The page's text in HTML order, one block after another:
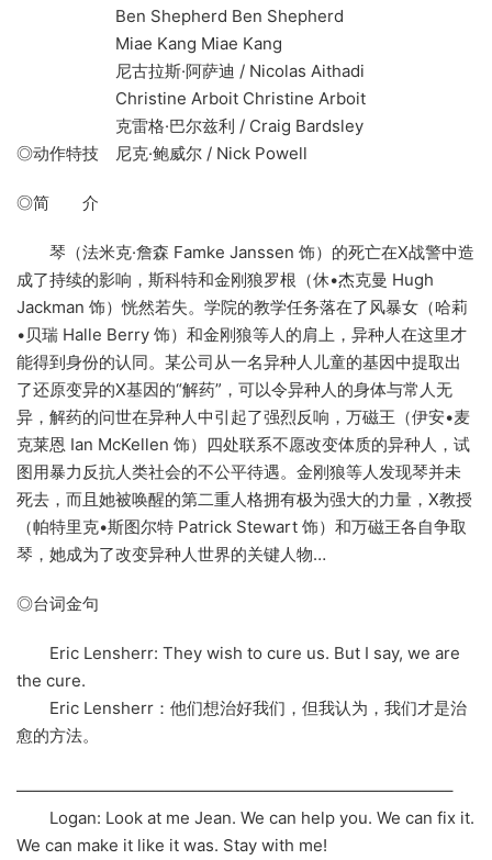
Ben Shepherd Ben Shepherd
Miae Kang Miae Kang
尼古拉斯·阿萨迪 / Nicolas Aithadi
Christine Arboit Christine Arboit
克雷格·巴尔兹利 / Craig Bardsley
◎动作特技 尼克·鲍威尔 / Nick Powell
◎简 介
琴（法米克·詹森 Famke Janssen 饰）的死亡在X战警中造
成了持续的影响，斯科特和金刚狼罗根（休•杰克曼 Hugh
Jackman 饰）恍然若失。学院的教学任务落在了风暴女（哈莉
•贝瑞 Halle Berry 饰）和金刚狼等人的肩上，异种人在这里才
能得到身份的认同。某公司从一名异种人儿童的基因中提取出
了还原变异的X基因的“解药”，可以令异种人的身体与常人无
异，解药的问世在异种人中引起了强烈反响，万磁王（伊安•麦
克莱恩 Ian McKellen 饰）四处联系不愿改变体质的异种人，试
图用暴力反抗人类社会的不公平待遇。金刚狼等人发现琴并未
死去，而且她被唤醒的第二重人格拥有极为强大的力量，X教授
（帕特里克•斯图尔特 Patrick Stewart 饰）和万磁王各自争取
琴，她成为了改变异种人世界的关键人物…
◎台词金句
Eric Lensherr: They wish to cure us. But I say, we are
the cure.
Eric Lensherr：他们想治好我们，但我认为，我们才是治
愈的方法。
——————————————————————————–
Logan: Look at me Jean. We can help you. We can fix it.
We can make it like it was. Stay with me!